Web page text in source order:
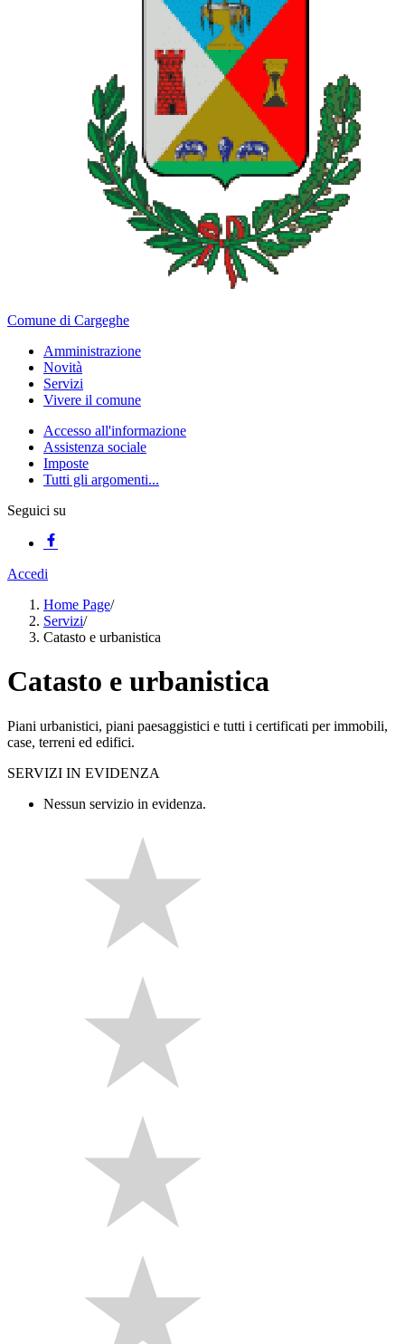
Comune di Cargeghe
Amministrazione
Novità
Servizi
Vivere il comune
Accesso all'informazione
Assistenza sociale
Imposte
Tutti gli argomenti...
Seguici su
Accedi
Home Page/
Servizi/
Catasto e urbanistica
Catasto e urbanistica
Piani urbanistici, piani paesaggistici e tutti i certificati per immobili,
case, terreni ed edifici.
SERVIZI IN EVIDENZA
Nessun servizio in evidenza.